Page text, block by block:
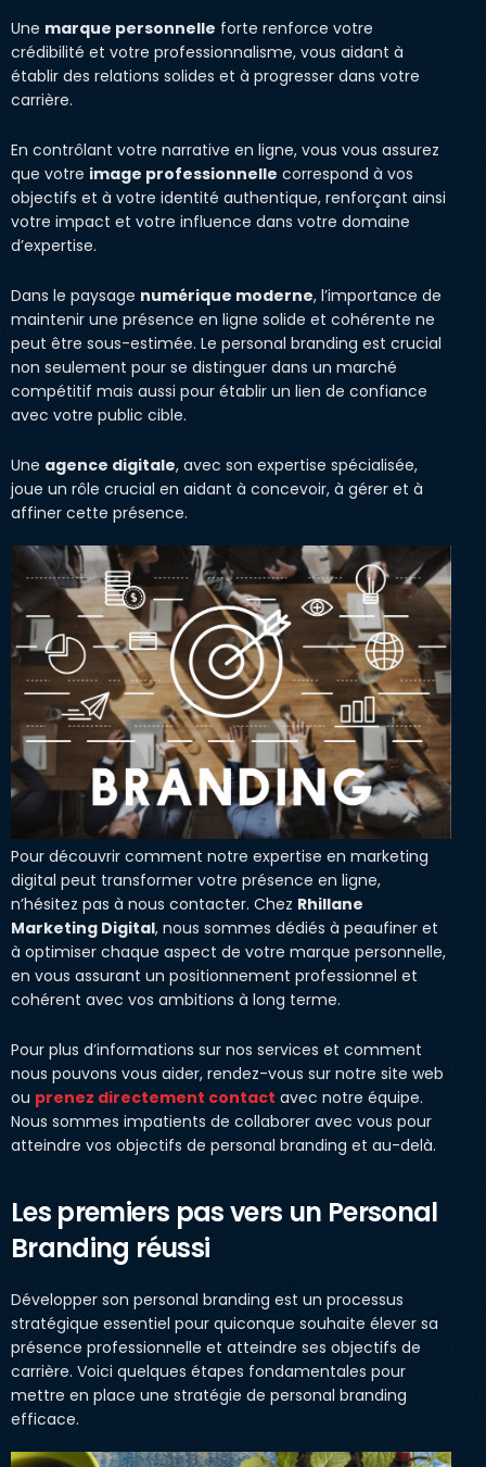
Une marque personnelle forte renforce votre
crédibilité et votre professionnalisme, vous aidant à
établir des relations solides et à progresser dans votre
carrière.
En contrôlant votre narrative en ligne, vous vous assurez
que votre image professionnelle correspond à vos
objectifs et à votre identité authentique, renforçant ainsi
votre impact et votre influence dans votre domaine
d’expertise.
Dans le paysage numérique moderne, l’importance de
maintenir une présence en ligne solide et cohérente ne
peut être sous-estimée. Le personal branding est crucial
non seulement pour se distinguer dans un marché
compétitif mais aussi pour établir un lien de confiance
avec votre public cible.
Une agence digitale, avec son expertise spécialisée,
joue un rôle crucial en aidant à concevoir, à gérer et à
affiner cette présence.
Pour découvrir comment notre expertise en marketing
digital peut transformer votre présence en ligne,
n’hésitez pas à nous contacter. Chez Rhillane
Marketing Digital, nous sommes dédiés à peaufiner et
à optimiser chaque aspect de votre marque personnelle,
en vous assurant un positionnement professionnel et
cohérent avec vos ambitions à long terme.
Pour plus d’informations sur nos services et comment
nous pouvons vous aider, rendez-vous sur notre site web
ou prenez directement contact avec notre équipe.
Nous sommes impatients de collaborer avec vous pour
atteindre vos objectifs de personal branding et au-delà.
Les premiers pas vers un Personal
Branding réussi
Développer son personal branding est un processus
stratégique essentiel pour quiconque souhaite élever sa
présence professionnelle et atteindre ses objectifs de
carrière. Voici quelques étapes fondamentales pour
mettre en place une stratégie de personal branding
efficace.